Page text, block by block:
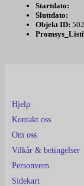
Startdato:
Sluttdato:
Objekt ID:
Hjelp
Kontakt oss
Om oss
Vilkår & betingelser
Personvern
Sidekart